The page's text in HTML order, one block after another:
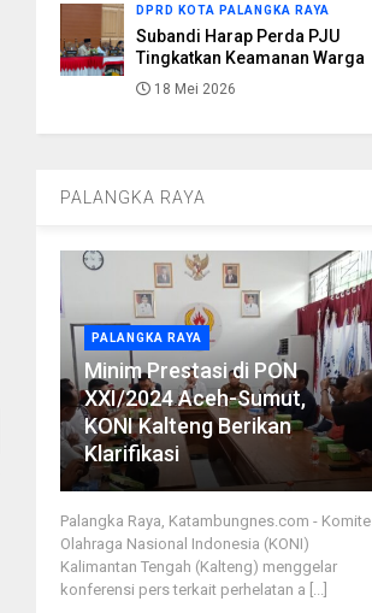
DPRD KOTA PALANGKA RAYA
Subandi Harap Perda PJU
Tingkatkan Keamanan Warga
18 Mei 2026
PALANGKA RAYA
PALANGKA RAYA
Minim Prestasi di PON
XXI/2024 Aceh-Sumut,
KONI Kalteng Berikan
Klarifikasi
Palangka Raya, Katambungnes.com - Komite
Olahraga Nasional Indonesia (KONI)
Kalimantan Tengah (Kalteng) menggelar
konferensi pers terkait perhelatan a [...]